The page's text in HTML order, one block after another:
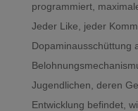
programmiert,
Jeder Like, jeder
Dopaminausschüttung
Jugendlichen, deren
Entwicklung befindet,